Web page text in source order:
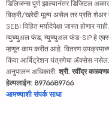
डिलिजन्स पूर्ण झाल्यानंतर डिजिटल
विक्री/खरेदी मूल्य असेल तर प्रति
SEBI विहित मर्यादेपेक्षा जास्त होणार नाही.
म्युच्युअल फंड, म्युच्युअल फंड-SIP हे
म्हणून काम करीत आहे. वितरण
किंवा आर्बिट्रेशन यंत्रणेचा ॲक्सेस नसेल.
अनुपालन अधिकारी: श्री. रवींद्र
हेल्पलाईन: 8976689766
आमच्याशी संपर्क साधा